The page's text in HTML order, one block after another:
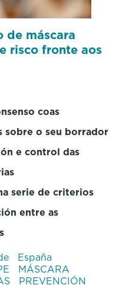
de máscara
risco fronte aos
coas
sobre o seu borrador
e control das
serie de criterios
entre as
España
MÁSCARA
PREVENCIÓN